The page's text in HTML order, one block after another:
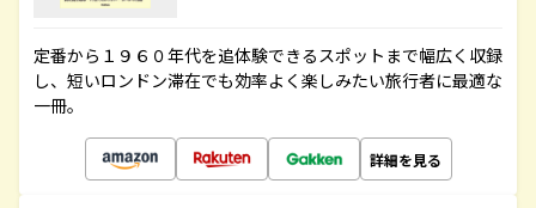
定番から１９６０年代を追体験できるスポットまで幅広く収録
し、短いロンドン滞在でも効率よく楽しみたい旅行者に最適な
一冊。
詳細を見る